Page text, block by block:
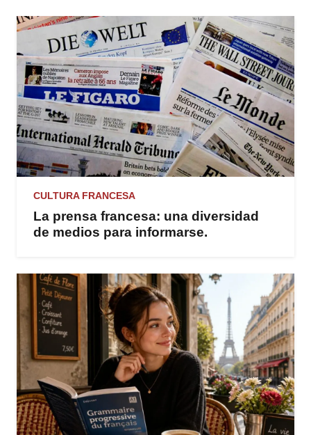
CULTURA FRANCESA
La prensa francesa: una diversidad
de medios para informarse.